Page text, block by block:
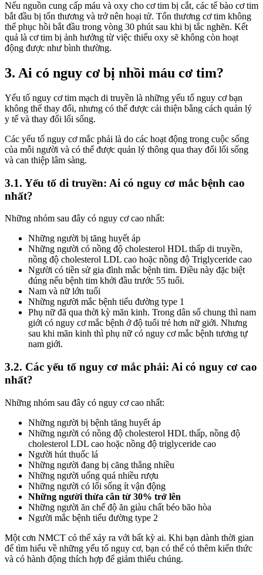
Nếu nguồn cung cấp máu và oxy cho cơ tim bị cắt, các tế bào cơ tim
bắt đầu bị tổn thương và trở nên hoại tử. Tổn thương cơ tim không
thể phục hồi bắt đầu trong vòng 30 phút sau khi bị tắc nghẽn. Kết
quả là cơ tim bị ảnh hưởng từ việc thiếu oxy sẽ không còn hoạt
động được như bình thường.
3. Ai có nguy cơ bị nhồi máu cơ tim?
Yếu tố nguy cơ tim mạch di truyền là những yếu tố nguy cơ bạn
không thể thay đổi, nhưng có thể được cải thiện bằng cách quản lý
y tế và thay đổi lối sống.
Các yếu tố nguy cơ mắc phải là do các hoạt động trong cuộc sống
của mỗi người và có thể được quản lý thông qua thay đổi lối sống
và can thiệp lâm sàng.
3.1. Yếu tố di truyền: Ai có nguy cơ mắc bệnh cao
nhất?
Những nhóm sau đây có nguy cơ cao nhất:
Những người bị tăng huyết áp
Những người có nồng độ cholesterol HDL thấp di truyền,
nồng độ cholesterol LDL cao hoặc nồng độ Triglyceride cao
Người có tiền sử gia đình mắc bệnh tim. Điều này đặc biệt
đúng nếu bệnh tim khởi đầu trước 55 tuổi.
Nam và nữ lớn tuổi
Những người mắc bệnh tiểu đường type 1
Phụ nữ đã qua thời kỳ mãn kinh. Trong dân số chung thì nam
giới có nguy cơ mắc bệnh ở độ tuổi trẻ hơn nữ giới. Nhưng
sau khi mãn kinh thì phụ nữ có nguy cơ mắc bệnh tương tự
nam giới.
3.2. Các yếu tố nguy cơ mắc phải: Ai có nguy cơ cao
nhất?
Những nhóm sau đây có nguy cơ cao nhất:
Những người bị bệnh tăng huyết áp
Những người có nồng độ cholesterol HDL thấp, nồng độ
cholesterol LDL cao hoặc nồng độ triglyceride cao
Người hút thuốc lá
Những người đang bị căng thẳng nhiều
Những người uống quá nhiều rượu
Những người có lối sống ít vận động
Những người thừa cân từ 30% trở lên
Những người ăn chế độ ăn giàu chất béo bão hòa
Người mắc bệnh tiểu đường type 2
Một cơn NMCT có thể xảy ra với bất kỳ ai. Khi bạn dành thời gian
để tìm hiểu về những yếu tố nguy cơ, bạn có thể có thêm kiến thức
và có hành động thích hợp để giảm thiểu chúng.